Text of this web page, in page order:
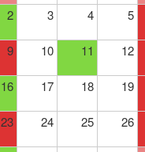
2 3 4 5
9 10 11 12
16 17 18 19
23 24 25 26